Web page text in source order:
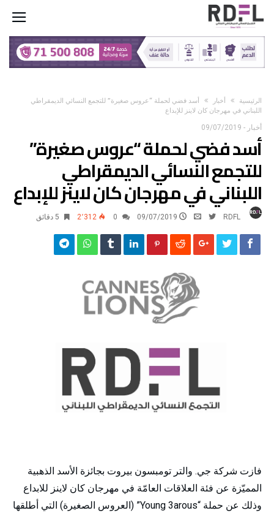
‫الرئيسية‬ أخبار
أسد فضي لحملة “عروس صغيرة” للتجمع النسائي الديمقراطي
اللبناني في مهرجان كان لاينز للإبداع
أخبار -
09/07/2019
أسد فضي لحملة “عروس صغيرة”
للتجمع النسائي الديمقراطي
اللبناني في مهرجان كان لاينز للإبداع
RDFL
09/07/2019 2٬312 5 ‫دقائق‬
فازت شركة جي. والتر تومبسون بيروت بجائزة الأسد الذهبية
المميّزة عن فئة العلاقات العامّة في مهرجان كان لاينز للابداع
وذلك عن حملة “Young 3arous” (العروس الصغيرة) التي أطلقها